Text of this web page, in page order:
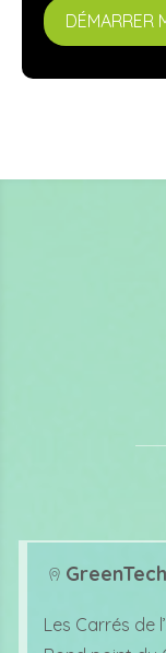
DÉMARRER
lo
c
Les Carrés de